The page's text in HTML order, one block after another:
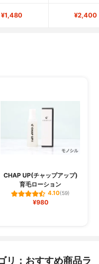
¥1,480 ¥2,400
CHAP UP(チャップアップ)
育毛ローション
4.10(59)
¥980
リ：おすすめ商品ラ